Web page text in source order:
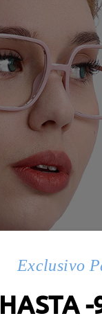
Exclusivo
HASTA